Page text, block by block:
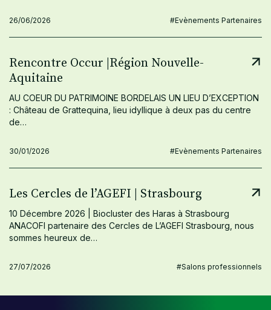
26/06/2026 #Evènements Partenaires
Rencontre Occur |Région Nouvelle-
Aquitaine
AU COEUR DU PATRIMOINE BORDELAIS UN LIEU D’EXCEPTION
: Château de Grattequina, lieu idyllique à deux pas du centre
de…
30/01/2026 #Evènements Partenaires
Les Cercles de l’AGEFI | Strasbourg
10 Décembre 2026 | Biocluster des Haras à Strasbourg
ANACOFI partenaire des Cercles de L’AGEFI Strasbourg, nous
sommes heureux de…
27/07/2026 #Salons professionnels